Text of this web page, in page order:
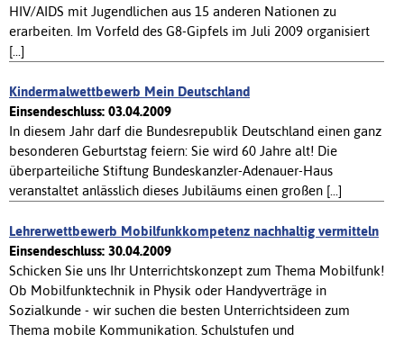
HIV/AIDS mit Jugendlichen aus 15 anderen Nationen zu
erarbeiten. Im Vorfeld des G8-Gipfels im Juli 2009 organisiert
[...]
Kindermalwettbewerb Mein Deutschland
Einsendeschluss: 03.04.2009
In diesem Jahr darf die Bundesrepublik Deutschland einen ganz
besonderen Geburtstag feiern: Sie wird 60 Jahre alt! Die
überparteiliche Stiftung Bundeskanzler-Adenauer-Haus
veranstaltet anlässlich dieses Jubiläums einen großen [...]
Lehrerwettbewerb Mobilfunkkompetenz nachhaltig vermitteln
Einsendeschluss: 30.04.2009
Schicken Sie uns Ihr Unterrichtskonzept zum Thema Mobilfunk!
Ob Mobilfunktechnik in Physik oder Handyverträge in
Sozialkunde - wir suchen die besten Unterrichtsideen zum
Thema mobile Kommunikation. Schulstufen und